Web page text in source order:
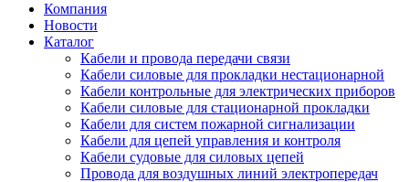
Компания
Новости
Каталог
Кабели и провода передачи связи
Кабели силовые для прокладки нестационарной
Кабели контрольные для электрических приборов
Кабели силовые для стационарной прокладки
Кабели для систем пожарной сигнализации
Кабели для цепей управления и контроля
Кабели судовые для силовых цепей
Провода для воздушных линий электропередач